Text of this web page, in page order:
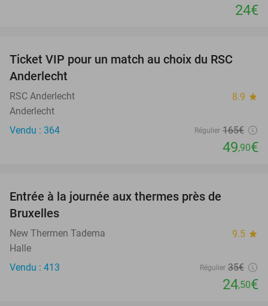
24€
70%
Ticket VIP pour un match au choix du RSC
Anderlecht
RSC Anderlecht 8.9 star
Anderlecht
Vendu : 364
Régulier 165€
49,90€
Entrée à la journée aux thermes près de
Bruxelles
New Thermen Tadema 9.5 star
Halle
Vendu : 413
Régulier 35€
24,50€